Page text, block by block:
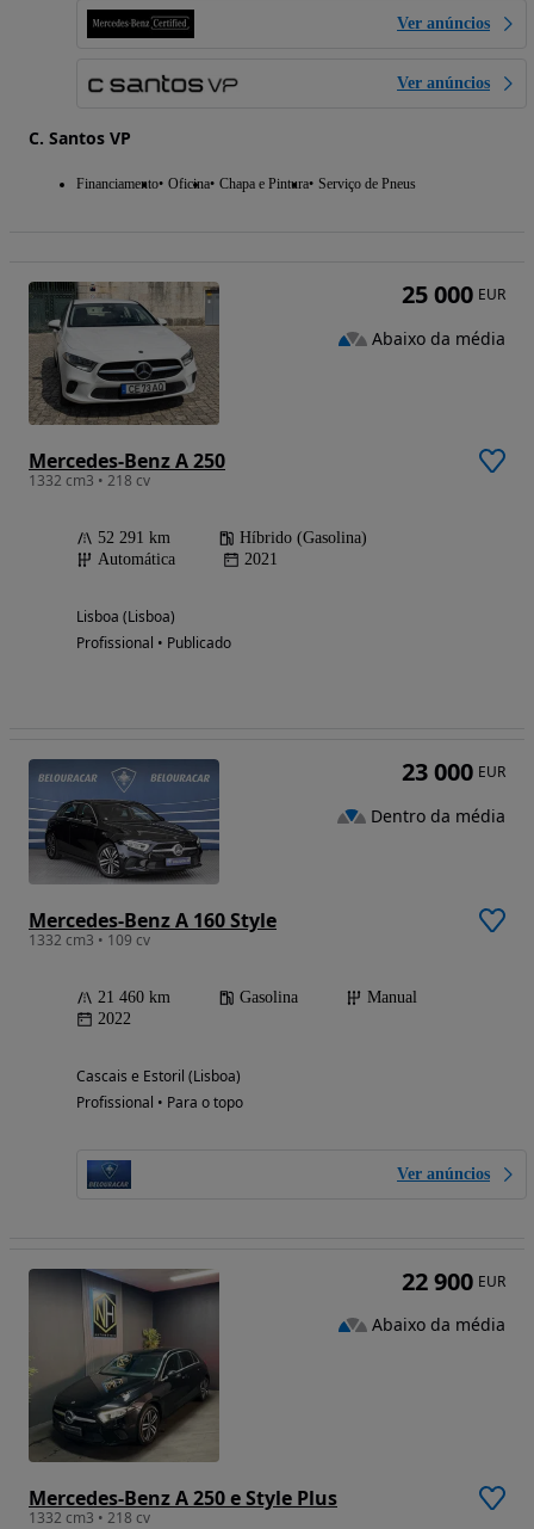
Ver anúncios
Ver anúncios
C. Santos VP
Financiamento Oficina Chapa e Pintura Serviço de Pneus
Mercedes-Benz A 250
1332 cm3 • 218 cv
52 291 km
Híbrido (Gasolina)
Automática
2021
Lisboa (Lisboa)
Profissional • Publicado
25 000 EUR
Abaixo da média
Mercedes-Benz A 160 Style
1332 cm3 • 109 cv
21 460 km Gasolina
Manual
2022
Cascais e Estoril (Lisboa)
Profissional • Para o topo
Ver anúncios
23 000 EUR
Dentro da média
Mercedes-Benz A 250 e Style Plus
1332 cm3 • 218 cv
22 900 EUR
Abaixo da média